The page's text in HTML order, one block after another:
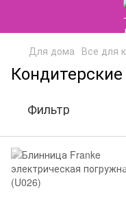
Для дома Все для
Фильтр